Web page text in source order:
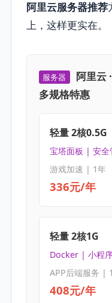
阿里云服务器推荐
上，这样更实在。
服务器
阿里云
多规格特惠
轻量 2核0.5G
宝塔面板 | 安全
游戏加速 | 1年
336元/年
轻量 2核1G
Docker | 小程
APP后端服务 |
408元/年